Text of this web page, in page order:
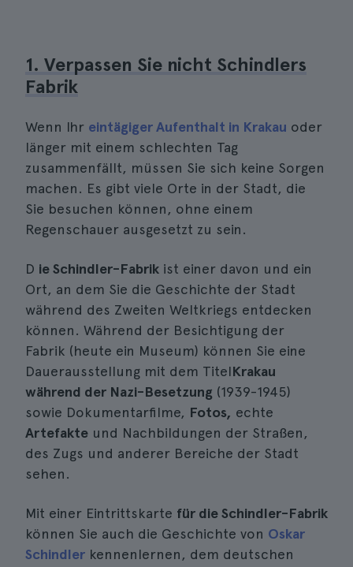
1. Verpassen Sie nicht Schindlers
Fabrik
Wenn Ihr eintägiger Aufenthalt in Krakau oder
länger mit einem schlechten Tag
zusammenfällt, müssen Sie sich keine Sorgen
machen. Es gibt viele Orte in der Stadt, die
Sie besuchen können, ohne einem
Regenschauer ausgesetzt zu sein.
D ie Schindler-Fabrik ist einer davon und ein
Ort, an dem Sie die Geschichte der Stadt
während des Zweiten Weltkriegs entdecken
können. Während der Besichtigung der
Fabrik (heute ein Museum) können Sie eine
Dauerausstellung mit dem TitelKrakau
während der Nazi-Besetzung (1939-1945)
sowie Dokumentarfilme, Fotos, echte
Artefakte und Nachbildungen der Straßen,
des Zugs und anderer Bereiche der Stadt
sehen.
Mit einer Eintrittskarte für die Schindler-Fabrik
können Sie auch die Geschichte von Oskar
Schindler kennenlernen, dem deutschen